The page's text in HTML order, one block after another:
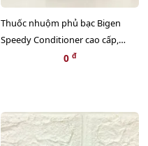
Thuốc nhuộm phủ bạc Bigen
Speedy Conditioner cao cấp,
nhanh và đẹp - Đen tự nhiên
0 đ